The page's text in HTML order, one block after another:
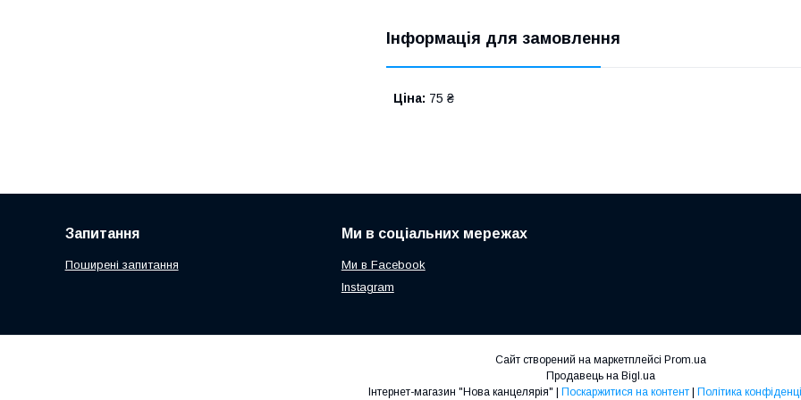
Інформація для замовлення
Ціна: 75 ₴
Запитання
Поширені запитання
Ми в соціальних мережах
Ми в Facebook
Instagram
Сайт створений на маркетплейсі Prom.ua
Продавець на Bigl.ua
Інтернет-магазин "Нова канцелярія" | Поскаржитися на контент | Політика